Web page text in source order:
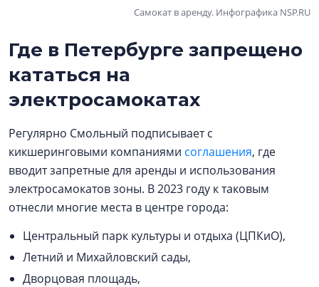
Самокат в аренду. Инфографика NSP.RU
Где в Петербурге запрещено
кататься на
электросамокатах
Регулярно Смольный подписывает с
кикшеринговыми компаниями соглашения, где
вводит запретные для аренды и использования
электросамокатов зоны. В 2023 году к таковым
отнесли многие места в центре города:
Центральный парк культуры и отдыха (ЦПКиО),
Летний и Михайловский сады,
Дворцовая площадь,